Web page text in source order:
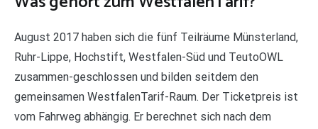
August 2017 haben sich die fünf Teilräume Münsterland,
Ruhr-Lippe, Hochstift, Westfalen-Süd und TeutoOWL
zusammen-geschlossen und bilden seitdem den
gemeinsamen WestfalenTarif-Raum. Der Ticketpreis ist
vom Fahrweg abhängig. Er berechnet sich nach dem